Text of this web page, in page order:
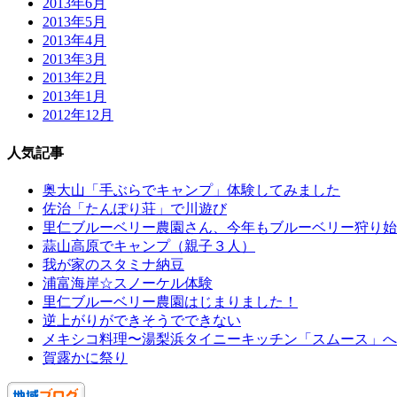
2013年6月
2013年5月
2013年4月
2013年3月
2013年2月
2013年1月
2012年12月
人気記事
奥大山「手ぶらでキャンプ」体験してみました
佐治「たんぽり荘」で川遊び
里仁ブルーベリー農園さん、今年もブルーベリー狩り始
蒜山高原でキャンプ（親子３人）
我が家のスタミナ納豆
浦富海岸☆スノーケル体験
里仁ブルーベリー農園はじまりました！
逆上がりができそうでできない
メキシコ料理〜湯梨浜タイニーキッチン「スムース」へ
賀露かに祭り